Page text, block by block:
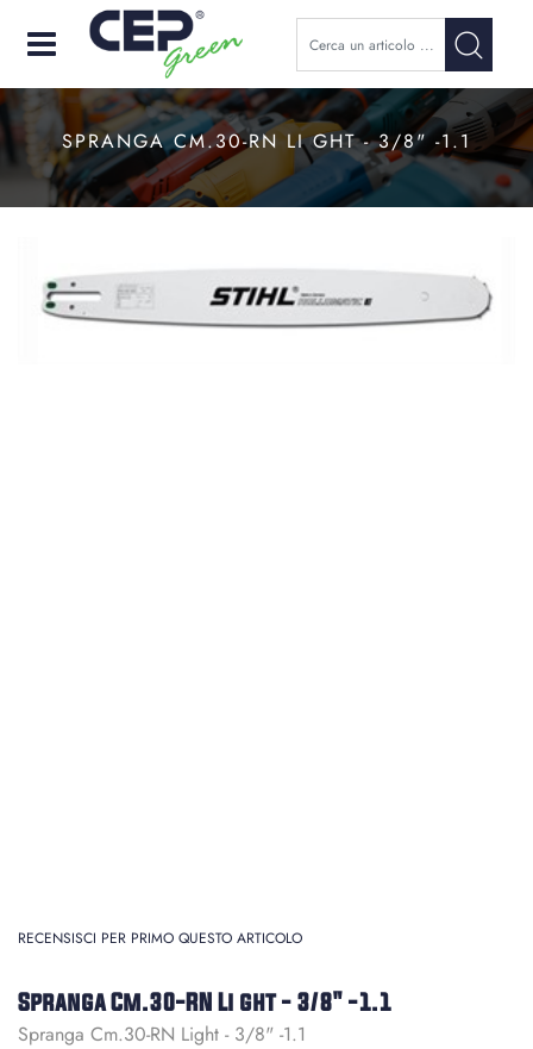
Open
SPRANGA CM.30-RN LI GHT - 3/8" -1.1
RECENSISCI PER PRIMO QUESTO ARTICOLO
Spranga Cm.30-RN Li ght - 3/8" -1.1
Spranga Cm.30-RN Light - 3/8" -1.1